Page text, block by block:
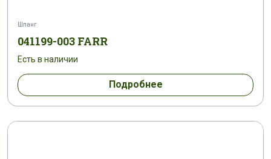
Шланг
041199-003 FARR
Есть в наличии
Подробнее